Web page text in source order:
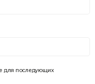
для последующих